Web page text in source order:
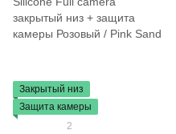
Закрытый низ
Защита камеры
2